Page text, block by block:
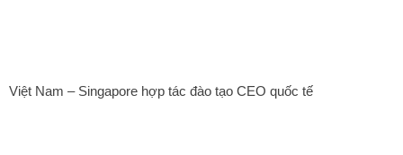
Việt Nam – Singapore hợp tác đào tạo CEO quốc tế